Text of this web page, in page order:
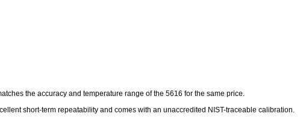
the accuracy and temperature range of the 5616 for the same price.
short-term repeatability and comes with an unaccredited NIST-traceable calibration.